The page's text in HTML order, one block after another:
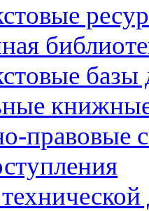
правовые